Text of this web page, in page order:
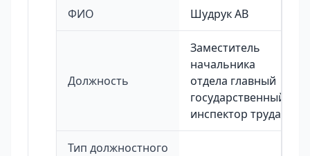
ФИО Шудрук АВ
Должность
Заместитель
начальника
отдела главный
государственный
инспектор труда
Тип должностного